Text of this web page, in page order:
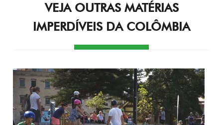
VEJA OUTRAS MATÉRIAS
IMPERDÍVEIS DA COLÔMBIA